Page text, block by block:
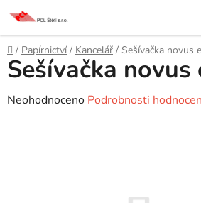
Přejít
obsah
Domů
/ Papírnictví / Kancelář / Sešívačka novus
Sešívačka novus
Průměrné
Neohodnoceno Podrobnosti